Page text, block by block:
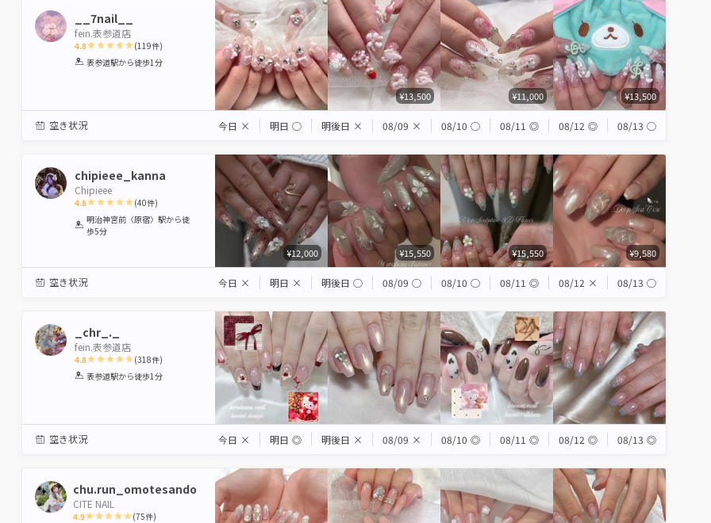
__7nail__
fein.表参道店
4.8
1 2 3 4 5
(119件)
表参道駅から徒歩1分
¥13,500 ¥11,000 ¥13,500
空き状況 今日 × 明日 ◯ 明後日 × 08/09 × 08/10 ◯ 08/11 ◎ 08/12 ◎ 08/13 ◯
chipieee_kanna
Chipieee
4.8
1
Star
2
Stars
3
Stars
4 5
(40件)
明治神宮前〈原宿〉駅から徒
歩5分
¥12,000 ¥15,550 ¥15,550 ¥9,580
空き状況 今日 × 明日 × 明後日 ◯ 08/09 ◯ 08/10 ◯ 08/11 ◎ 08/12 × 08/13 ◯
_chr_._
fein.表参道店
4.8
1 2 3 4 5
(318件)
表参道駅から徒歩1分
空き状況 今日 × 明日 ◎ 明後日 × 08/09 × 08/10 ◎ 08/11 ◎ 08/12 ◎ 08/13 ◎
chu.run_omotesando
CITE NAIL
4.9 (75件)